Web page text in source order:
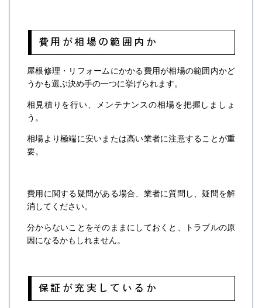
費用が相場の範囲内か
屋根修理・リフォームにかかる費用が相場の範囲内かど
うかも選ぶ決め手の一つに挙げられます。
相見積りを行い、メンテナンスの相場を把握しましょ
う。
相場より極端に安いまたは高い業者に注意することが重
要。
費用に関する疑問がある場合、業者に質問し、疑問を解
消してください。
分からないことをそのままにしておくと、トラブルの原
因になるかもしれません。
保証が充実しているか